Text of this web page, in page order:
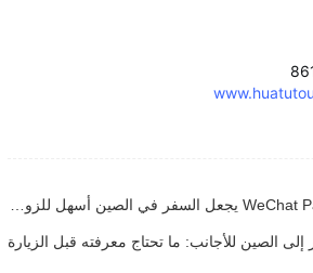
إلى الصين للأجانب: ما تحتاج معرفته قبل الزيارة